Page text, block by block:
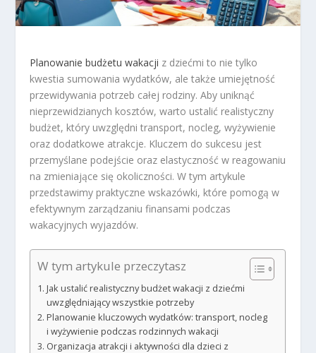
Planowanie budżetu wakacji z dziećmi to nie tylko
kwestia sumowania wydatków, ale także umiejętność
przewidywania potrzeb całej rodziny. Aby uniknąć
nieprzewidzianych kosztów, warto ustalić realistyczny
budżet, który uwzględni transport, nocleg, wyżywienie
oraz dodatkowe atrakcje. Kluczem do sukcesu jest
przemyślane podejście oraz elastyczność w reagowaniu
na zmieniające się okoliczności. W tym artykule
przedstawimy praktyczne wskazówki, które pomogą w
efektywnym zarządzaniu finansami podczas
wakacyjnych wyjazdów.
W tym artykule przeczytasz
Jak ustalić realistyczny budżet wakacji z dziećmi
uwzględniający wszystkie potrzeby
Planowanie kluczowych wydatków: transport, nocleg
i wyżywienie podczas rodzinnych wakacji
Organizacja atrakcji i aktywności dla dzieci z